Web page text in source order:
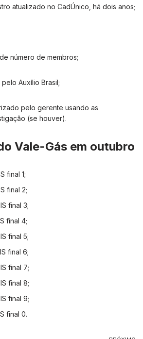
atualizado no CadÚnico, há dois anos;
número de membros;
Auxílio Brasil;
pelo gerente usando as
(se houver).
Vale-Gás em outubro
final 1;
final 2;
final 3;
final 4;
final 5;
final 6;
final 7;
final 8;
final 9;
final 0.